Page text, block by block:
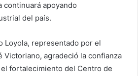
continuará apoyando
del país.
Loyola, representado por el
Victoriano, agradeció la confianza
fortalecimiento del Centro de